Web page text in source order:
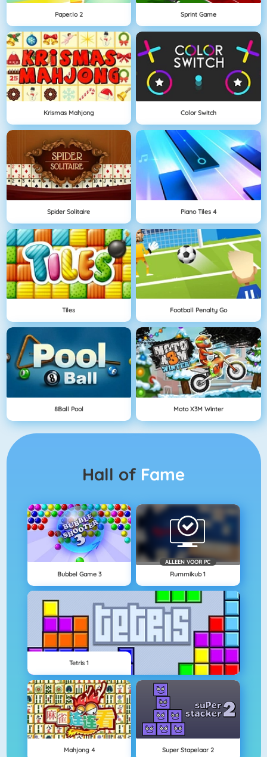
Paper.io 2 Sprint Game
Krismas Mahjong Color Switch
Spider Solitaire Piano Tiles 4
Tiles Football Penalty Go
8Ball Pool Moto X3M Winter
Hall of Fame
Bubbel Game 3
ALLEEN VOOR PC
Rummikub 1
Tetris 1
Mahjong 4 Super Stapelaar 2